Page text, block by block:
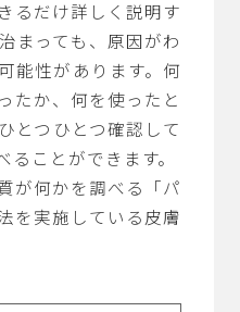
るだけ詳しく説明す
まっても、原因がわ
能性があります。 何
たか、何を使ったと
とつひとつ確認して
ことができます。
が何かを調べる「パ
を実施している皮膚